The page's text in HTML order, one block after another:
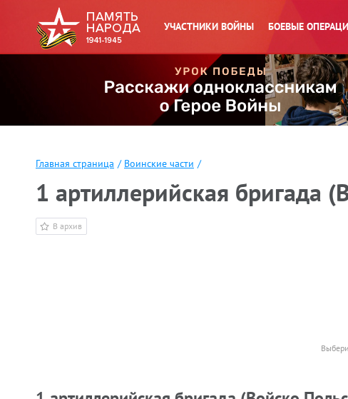
УЧАСТНИКИ ВОЙНЫ БОЕВЫЕ
Главная страница / Воинские части /
1 артиллерийская бригада
В архив